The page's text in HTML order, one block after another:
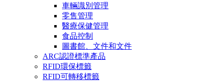
車輛識別管理
零售管理
醫療保健管理
食品控制
圖書館、文件和文件
ARC認證標準產品
RFID環保標籤
RFID可轉移標籤